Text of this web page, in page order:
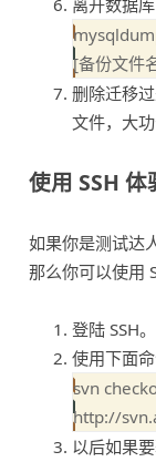
删除迁移
文件，大功
使用 SSH
如果你是测试达
那么你可以使用
登陆 SSH。
使用下面
svn
以后如果